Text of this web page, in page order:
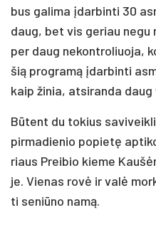
bus ga­li­ma įdar­bin­ti 30
daug, bet vis ge­riau ne­gu
per daug ne­kont­ro­liuo­ja,
šią pro­gra­mą įdar­bin­ti
kaip ži­nia, at­si­ran­da
Bū­tent du to­kius
pir­ma­die­nio po­pie­tę
riaus Prei­bio kie­me
je. Vie­nas ro­vė ir va­lė
ti se­niū­no na­mą.